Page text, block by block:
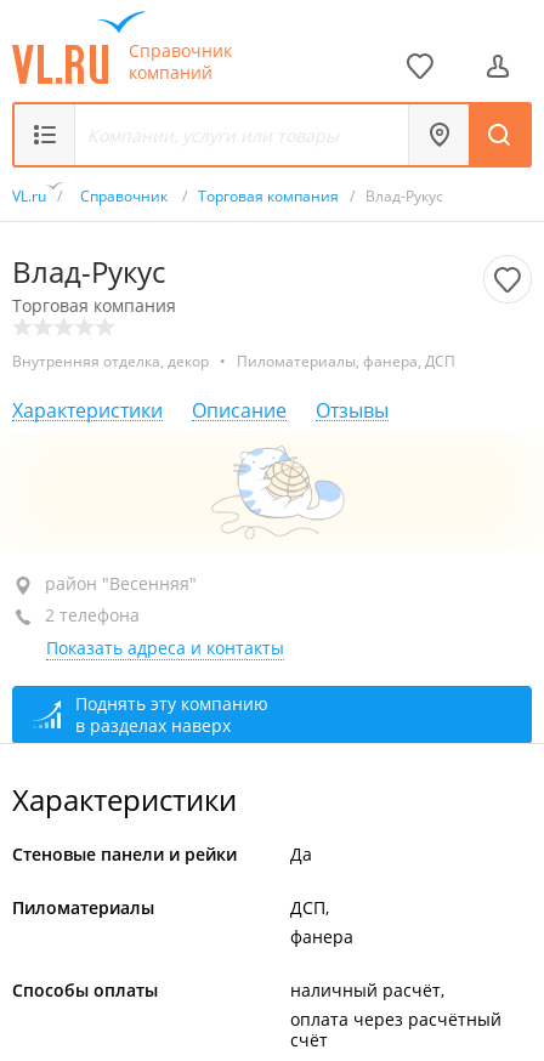
Справочник
компаний
VL.ru / Справочник / Торговая компания / Влад-Рукус
Влад-Рукус
Торговая компания
Внутренняя отделка, декор • Пиломатериалы, фанера, ДСП
Характеристики Описание Отзывы
район "Весенняя", ул. Заречная, 37 стр. 2
+7 (423) 255-47-01
+7 (423) 255-05-44
По предварительному звонку
район "Весенняя"
2 телефона
Показать адреса и контакты
Поднять эту компанию
в разделах наверх
Характеристики
Стеновые панели и рейки Да
Пиломатериалы
ДСП
фанера
Способы оплаты
наличный расчёт
оплата через расчётный
счёт